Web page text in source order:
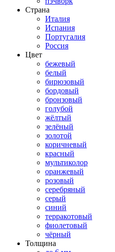
Страна
Италия
Испания
Португалия
Россия
Цвет
бежевый
белый
бирюзовый
бордовый
бронзовый
голубой
жёлтый
зелёный
золотой
коричневый
красный
мультиколор
оранжевый
розовый
серебряный
серый
синий
терракотовый
фиолетовый
чёрный
Толщина